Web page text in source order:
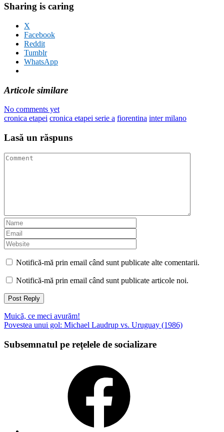
Sharing is caring
X
Facebook
Reddit
Tumblr
WhatsApp
Articole similare
No comments yet
cronica etapei cronica etapei serie a fiorentina inter milano
Lasă un răspuns
Notifică-mă prin email când sunt publicate alte comentarii.
Notifică-mă prin email când sunt publicate articole noi.
Navigare
articole
Muică, ce meci avurăm!
Povestea unui gol: Michael Laudrup vs. Uruguay (1986)
Subsemnatul pe reţelele de socializare